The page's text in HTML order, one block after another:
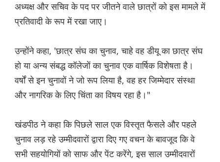
अध्यक्ष और सचिव के पद पर जीतने वाले छात्रों को इस मामले में
प्रतिवादी के रूप में रखा जाए।
उन्होंने कहा, 'छात्र संघ का चुनाव, चाहे वह डीयू का छात्र संघ
हो या अन्य संबद्ध कॉलेजों का चुनाव एक वार्षिक विशेषता है।
वर्षों से इन चुनावों ने जो रूप लिया है, वह हर जिम्मेदार संस्था
और नागरिक के लिए चिंता का विषय रहा है।"
खंडपीठ ने कहा कि पिछले साल एक विस्तृत फैसले और पहले
चुनाव लड़ रहे उम्मीदवारों द्वारा दिए गए वचन के बावजूद कि वे
सभी सहयोगियों को साफ और पेंट करेंगे, इस साल उम्मीदवारों